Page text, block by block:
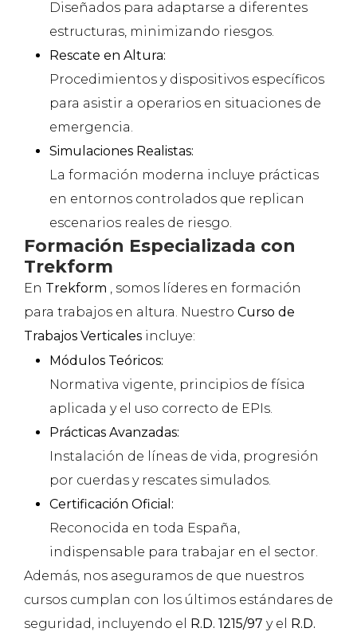
Diseñados para adaptarse a diferentes
estructuras, minimizando riesgos.
Rescate en Altura:
Procedimientos y dispositivos específicos
para asistir a operarios en situaciones de
emergencia.
Simulaciones Realistas:
La formación moderna incluye prácticas
en entornos controlados que replican
escenarios reales de riesgo.
Formación Especializada con
Trekform
En Trekform , somos líderes en formación
para trabajos en altura. Nuestro Curso de
Trabajos Verticales incluye:
Módulos Teóricos:
Normativa vigente, principios de física
aplicada y el uso correcto de EPIs.
Prácticas Avanzadas:
Instalación de líneas de vida, progresión
por cuerdas y rescates simulados.
Certificación Oficial:
Reconocida en toda España,
indispensable para trabajar en el sector.
Además, nos aseguramos de que nuestros
cursos cumplan con los últimos estándares de
seguridad, incluyendo el R.D. 1215/97 y el R.D.